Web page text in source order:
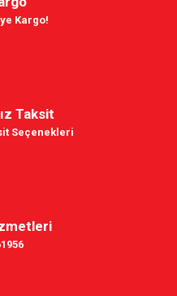
Kargo!
Taksit
Seçenekleri